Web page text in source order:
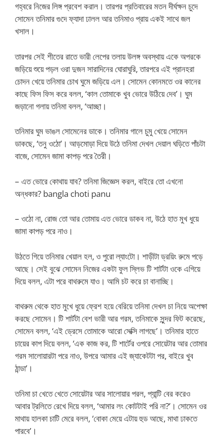
গহ্বরে নিজের লিঙ্গ প্রবেশ করাল। তারপর প্রতিবারের মতন দীর্ঘক্ষন চুদে
সোমেন তনিমার গুদে ফ্যাদা ঢালল আর তনিমাও প্রায় একই সাথে জল
খসাল।
তারপর সেই শীতের রাতে ভারী লেপের তলায় উলঙ্গ অবস্থায় একে অপরকে
জড়িয়ে শুয়ে পড়ল ওরা দুজন সারাদিনের ঘোরাঘুরি, তারপরে এই প্রানহরা
চোদন খেয়ে তনিমার চোখ ঘুমে জড়িয়ে এল। সোমেন কোনমতে ওর কানের
কাছে ফিস ফিস করে বলল, ‘কাল তোমাকে খুব ভোরে উঠিয়ে দেব’। ঘুম
জড়ানো গলায় তনিমা বলল, ‘আচ্ছা।
তনিমার ঘুম ভাঙল সোমেনের ডাকে। তনিমার গালে চুমু খেয়ে সোমেন
ডাকছে, ‘তনু ওঠো’। আড়মোড়া দিয়ে উঠে তনিমা দেখল দেয়াল ঘড়িতে পাঁচটা
বাজে, সোমেন জামা কাপড় পরে তৈরী।
– এত ভোরে কোথায় যাব? তনিমা জিজ্ঞেস করল, বাইরে তো এখনো
অন্ধকার? bangla choti panu
– ওঠো না, রোজ তো আর তোমায় এত ভোরে ডাকব না, উঠে হাত মুখ ধুয়ে
জামা কাপড় পরে নাও।
উঠতে গিয়ে তনিমার খেয়াল হল, ও পুরো ল্যাংটো। শাড়ীটা ড্রয়িং রুমে পড়ে
আছে। সেই বুঝে সোমেন নিজের একটা ফুল স্লিভ টি শার্টটা ওকে এগিয়ে
দিয়ে বলল, এটা পরে বাথরুমে যাও। আমি চট করে চা বানাচ্ছি।
বাথরুম থেকে হাত মুখে ধুয়ে ফ্রেশ হয়ে বেরিয়ে তনিমা দেখল চা নিয়ে অপেক্ষা
করছে সোমেন। টি শার্টটা বেশ ভারী আর গরম, তনিমাকে সুন্দর ফিট করেছে,
সোমেন বলল, ‘এই ড্রেসে তোমাকে আরো সেক্সি লাগছে’। তনিমার হাতে
চায়ের কাপ দিয়ে বলল, ‘এক কাজ কর, টি শার্টের ওপরে সোয়েটার আর তোমার
গরম সালোয়ারটা পরে নাও, উপরে আমার এই জ্যাকেটটা পর, বাইরে খুব
ঠান্ডা’।
তনিমা চা খেতে খেতে সোয়েটার আর সালোয়ার পরল, প্যান্টি বের করেও
আবার ট্রলিতে রেখে দিয়ে বলল, ‘আমার লং কোটটাই পরি না?’। সোমেন ওর
মাথায় হালকা চাটি মেরে বলল, ‘বোকা মেয়ে এটায় হুড আছে, মাথা ঢাকতে
পারবে’।